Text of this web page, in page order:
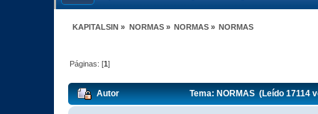
KAPITALSIN » NORMAS» NORMAS» NORMAS
Páginas: [1]
Autor Tema: NORMAS (Leído 17114